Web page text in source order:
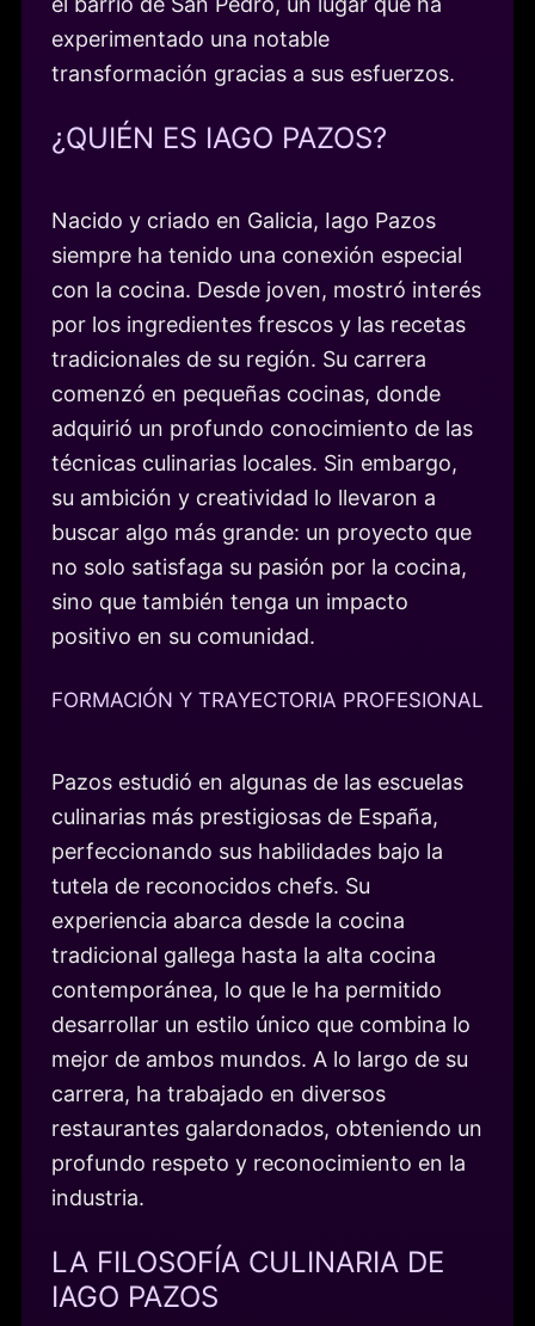
experimentado una notable
transformación gracias a sus esfuerzos.
¿QUIÉN ES IAGO PAZOS?
Nacido y criado en Galicia, Iago Pazos
siempre ha tenido una conexión especial
con la cocina. Desde joven, mostró interés
por los ingredientes frescos y las recetas
tradicionales de su región. Su carrera
comenzó en pequeñas cocinas, donde
adquirió un profundo conocimiento de las
técnicas culinarias locales. Sin embargo,
su ambición y creatividad lo llevaron a
buscar algo más grande: un proyecto que
no solo satisfaga su pasión por la cocina,
sino que también tenga un impacto
positivo en su comunidad.
FORMACIÓN Y TRAYECTORIA PROFESIONAL
Pazos estudió en algunas de las escuelas
culinarias más prestigiosas de España,
perfeccionando sus habilidades bajo la
tutela de reconocidos chefs. Su
experiencia abarca desde la cocina
tradicional gallega hasta la alta cocina
contemporánea, lo que le ha permitido
desarrollar un estilo único que combina lo
mejor de ambos mundos. A lo largo de su
carrera, ha trabajado en diversos
restaurantes galardonados, obteniendo un
profundo respeto y reconocimiento en la
industria.
LA FILOSOFÍA CULINARIA DE
IAGO PAZOS